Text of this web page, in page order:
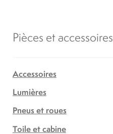
Pièces et accessoires
Accessoires
Lumières
Pneus et roues
Toile et cabine